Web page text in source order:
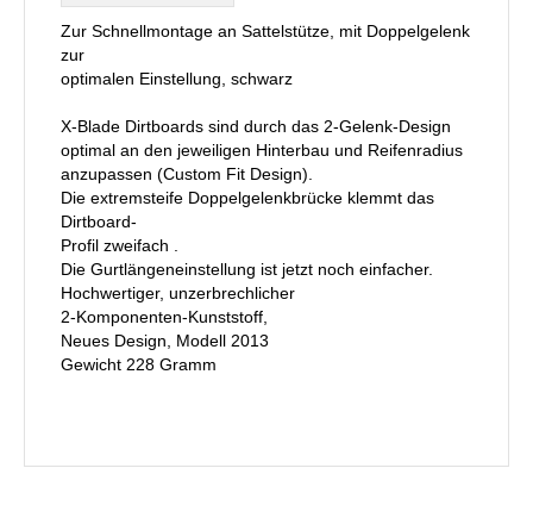
Zur Schnellmontage an Sattelstütze, mit Doppelgelenk
zur
optimalen Einstellung, schwarz
X-Blade Dirtboards sind durch das 2-Gelenk-Design
optimal an den jeweiligen Hinterbau und Reifenradius
anzupassen (Custom Fit Design).
Die extremsteife Doppelgelenkbrücke klemmt das
Dirtboard-
Profil zweifach .
Die Gurtlängeneinstellung ist jetzt noch einfacher.
Hochwertiger, unzerbrechlicher
2-Komponenten-Kunststoff,
Neues Design, Modell 2013
Gewicht 228 Gramm